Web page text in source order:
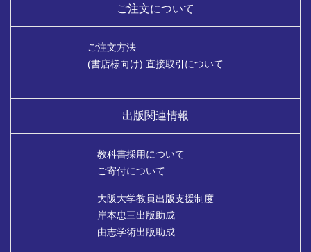
ご注文について
ご注文方法
(書店様向け) 直接取引について
出版関連情報
教科書採用について
ご寄付について
大阪大学教員出版支援制度
岸本忠三出版助成
由志学術出版助成